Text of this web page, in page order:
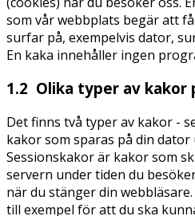
som vår webbplats begär att
surfar på, exempelvis dator,
En kaka innehåller ingen
1.2 Olika typer av kakor
Det finns två typer av kakor -
kakor som sparas på din dator
Sessionskakor är kakor som
servern under tiden du
när du stänger din
till exempel för att du ska